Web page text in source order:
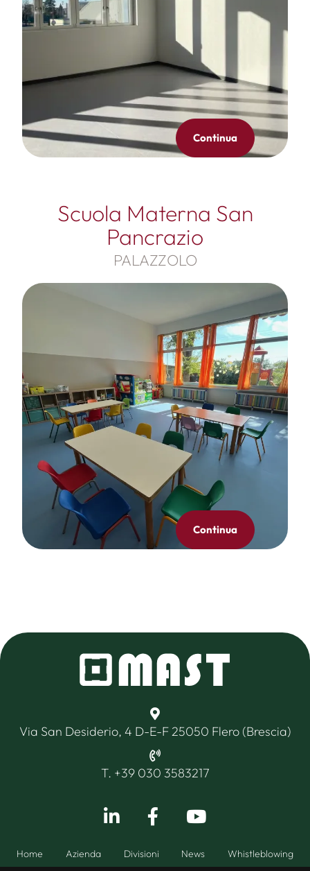
Continua
Scuola Materna San
Pancrazio
PALAZZOLO
Continua
Home Azienda Divisioni News Whistleblowing
Via San Desiderio, 4 D-E-F 25050 Flero (Brescia)
T. +39 030 3583217